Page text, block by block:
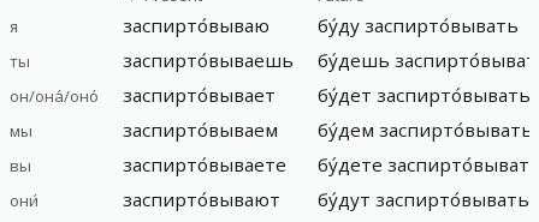
я
заспирто́вываю бу́ду заспирто́вывать
ты заспирто́вываешь бу́дешь
он/она́/оно́ заспирто́вывает бу́дет заспирто́вывать
мы заспирто́вываем бу́дем заспирто́вывать
вы заспирто́вываете бу́дете
они́ заспирто́вывают бу́дут заспирто́вывать